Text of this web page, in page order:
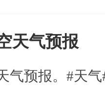
天气预报
气预报。#天